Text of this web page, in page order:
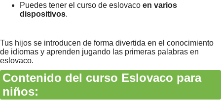
Puedes tener el curso de eslovaco en varios
dispositivos.
Tus hijos se introducen de forma divertida en el conocimiento
de idiomas y aprenden jugando las primeras palabras en
eslovaco.
Contenido del curso Eslovaco para
niños: